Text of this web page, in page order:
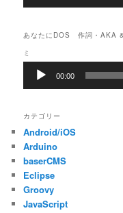
ー
ヤ
ー
あなたにDOS 作詞・AKA
ミ
ー
ヤ
ー
00:00
カテゴリー
Android/iOS
Arduino
baserCMS
Eclipse
Groovy
JavaScript